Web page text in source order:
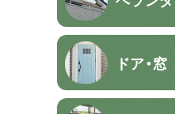
ドア・窓